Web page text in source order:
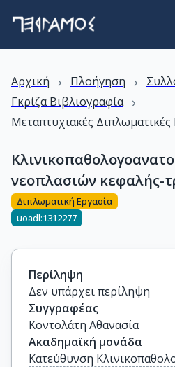
Αρχική › Πλοήγηση ›
Γκρίζα Βιβλιογραφία ›
Μεταπτυχιακές Διπλωματικές
νεοπλασιών κεφαλής-
Διπλωματική Εργασία
uoadl:1312277
Περίληψη
Δεν υπάρχει περίληψη
Συγγραφέας
Κοντολάτη Αθανασία
Ακαδημαϊκή μονάδα
Κατεύθυνση